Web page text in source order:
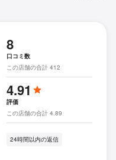
8
口コミ数
この店舗の合計 412
4.91
評価
この店舗の合計 4.89
24時間以内の返信